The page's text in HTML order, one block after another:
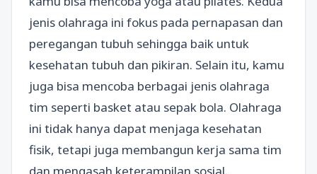
jenis olahraga ini fokus pada pernapasan dan
peregangan tubuh sehingga baik untuk
kesehatan tubuh dan pikiran. Selain itu, kamu
juga bisa mencoba berbagai jenis olahraga
tim seperti basket atau sepak bola. Olahraga
ini tidak hanya dapat menjaga kesehatan
fisik, tetapi juga membangun kerja sama tim